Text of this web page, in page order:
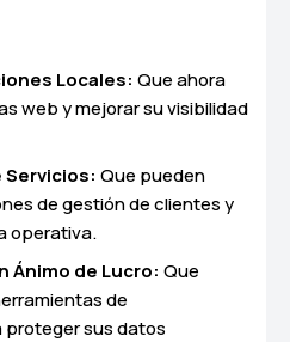
Locales: Que ahora
web y mejorar su visibilidad
Servicios: Que pueden
de gestión de clientes y
operativa.
Ánimo de Lucro: Que
de
sus datos